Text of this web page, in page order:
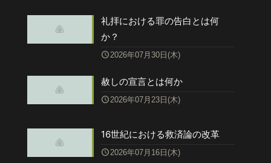
礼拝における罪の告白とは何
か？
2026年07月30日(木)
赦しの宣言とは何か
2026年07月23日(木)
16世紀における救済論の改革
2026年07月16日(木)